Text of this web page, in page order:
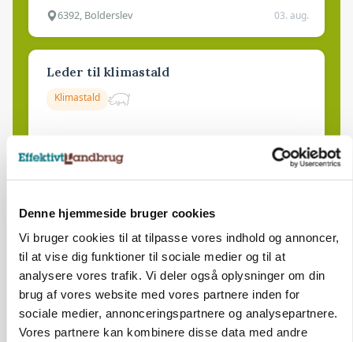
Denne hjemmeside bruger cookies
Vi bruger cookies til at tilpasse vores indhold og annoncer,
til at vise dig funktioner til sociale medier og til at
analysere vores trafik. Vi deler også oplysninger om din
brug af vores website med vores partnere inden for
sociale medier, annonceringspartnere og analysepartnere.
Vores partnere kan kombinere disse data med andre
6392, Bolderslev 03. aug.
Leder til klimastald
Klimastald
9670, Løgstør 03. aug.